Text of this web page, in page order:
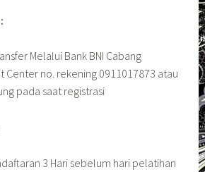
Melalui Bank BNI Cabang
Center no. rekening 0911017873 atau
pada saat registrasi
3 Hari sebelum hari pelatihan